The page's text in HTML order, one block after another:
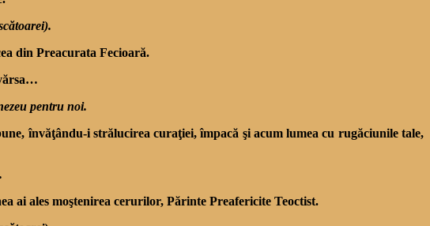
din Preacurata Fecioară.
pentru noi.
învăţându-i strălucirea curaţiei, împacă şi acum lumea cu rugăciunile tale,
ai ales moştenirea cerurilor, Părinte Preafericite Teoctist.